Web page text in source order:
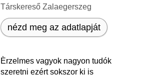
Társkereső Zalaegerszeg
nézd meg az adatlapját
Èrzelmes vagyok nagyon tudók
szeretni ezért sokszor ki is